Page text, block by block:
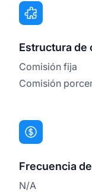
Estructura de
Comisión fija
Comisión
Frecuencia
N/A